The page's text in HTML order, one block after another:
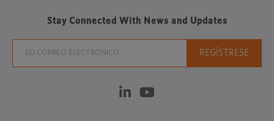
Stay Connected With News and Updates